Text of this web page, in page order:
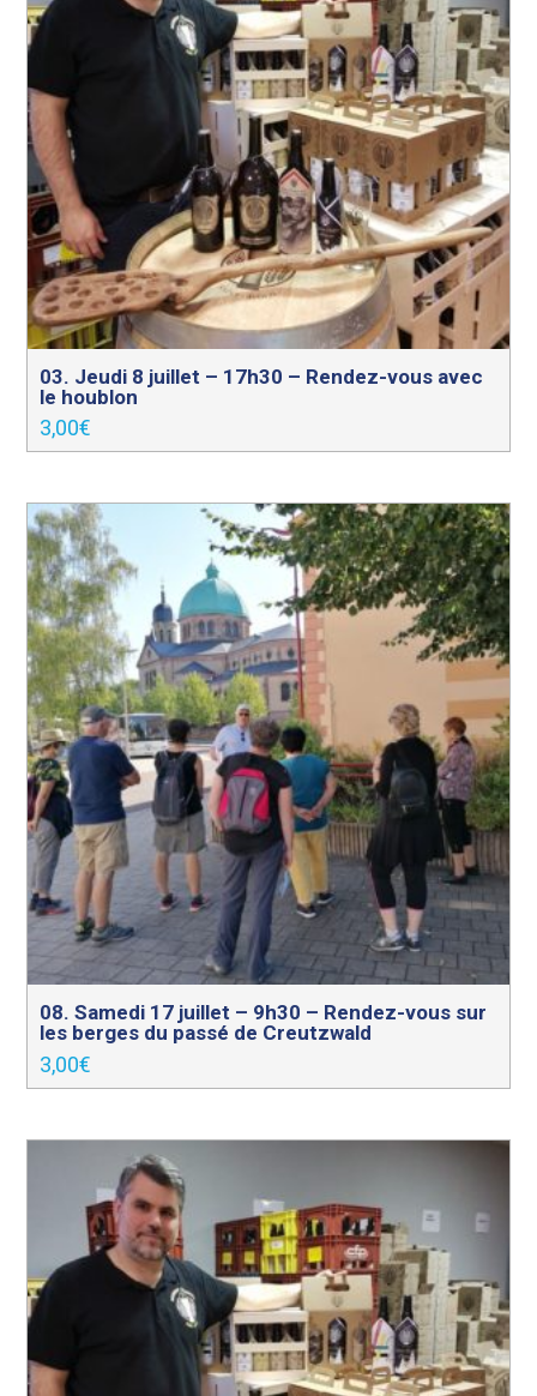
03. Jeudi 8 juillet – 17h30 – Rendez-vous avec
le houblon
3,00€
08. Samedi 17 juillet – 9h30 – Rendez-vous sur
les berges du passé de Creutzwald
3,00€